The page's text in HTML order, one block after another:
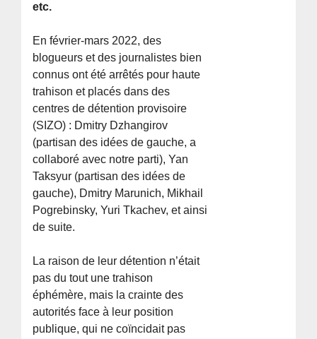
etc.
En février-mars 2022, des
blogueurs et des journalistes bien
connus ont été arrêtés pour haute
trahison et placés dans des
centres de détention provisoire
(SIZO) : Dmitry Dzhangirov
(partisan des idées de gauche, a
collaboré avec notre parti), Yan
Taksyur (partisan des idées de
gauche), Dmitry Marunich, Mikhail
Pogrebinsky, Yuri Tkachev, et ainsi
de suite.
La raison de leur détention n’était
pas du tout une trahison
éphémère, mais la crainte des
autorités face à leur position
publique, qui ne coïncidait pas